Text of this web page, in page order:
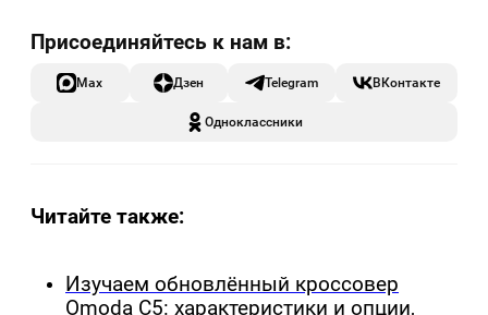
Max Дзен Telegram ВКонтакте
Одноклассники
Читайте также:
Изучаем обновлённый кроссовер
Omoda C5: характеристики и опции,